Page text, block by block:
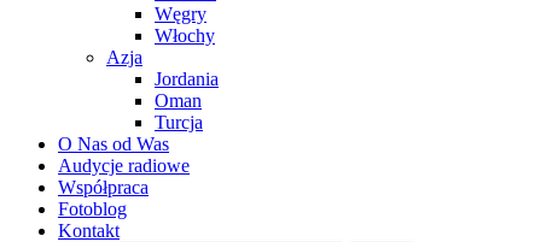
Węgry
Włochy
Azja
Jordania
Oman
Turcja
O Nas od Was
Audycje radiowe
Współpraca
Fotoblog
Kontakt